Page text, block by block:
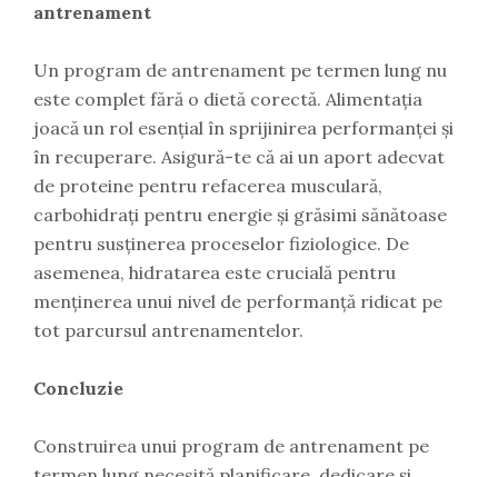
antrenament
Un program de antrenament pe termen lung nu
este complet fără o dietă corectă. Alimentația
joacă un rol esențial în sprijinirea performanței și
în recuperare. Asigură-te că ai un aport adecvat
de proteine pentru refacerea musculară,
carbohidrați pentru energie și grăsimi sănătoase
pentru susținerea proceselor fiziologice. De
asemenea, hidratarea este crucială pentru
menținerea unui nivel de performanță ridicat pe
tot parcursul antrenamentelor.
Concluzie
Construirea unui program de antrenament pe